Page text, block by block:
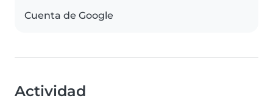
Cuenta de Google
Actividad